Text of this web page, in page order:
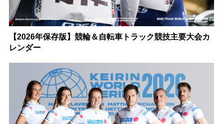
【2026年保存版】競輪＆自転車トラック競技主要大会カ
レンダー